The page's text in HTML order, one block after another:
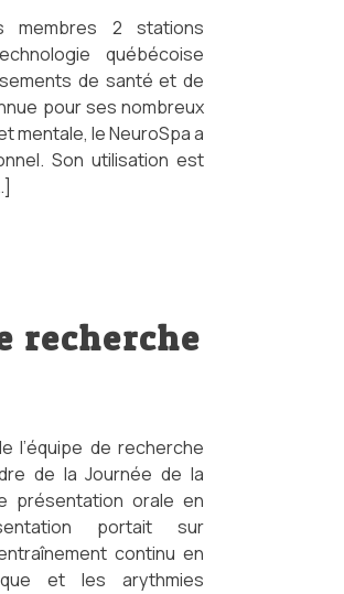
membres 2 stations
québécoise
de santé et de
pour ses nombreux
mentale, le NeuroSpa a
Son utilisation est
recherche
l’équipe de recherche
de la Journée de la
présentation orale en
portait sur
continu en
et les arythmies